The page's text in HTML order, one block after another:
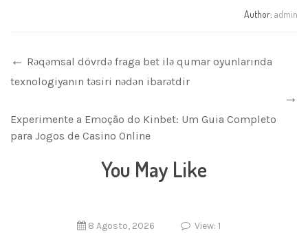
Author: admin
Rəqəmsal dövrdə fraga bet ilə qumar oyunlarında
texnologiyanın təsiri nədən ibarətdir
Experimente a Emoção do Kinbet: Um Guia Completo
para Jogos de Casino Online
You May Like
8 Agosto, 2026 View: 1